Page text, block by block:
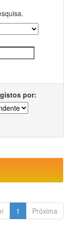
por:
1 Próxima